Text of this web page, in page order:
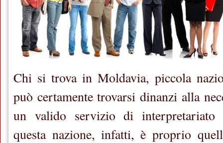
Chi si trova in Moldavia, piccola
può certamente trovarsi dinanzi alla
un valido servizio di interpretariato
questa nazione, infatti, è proprio